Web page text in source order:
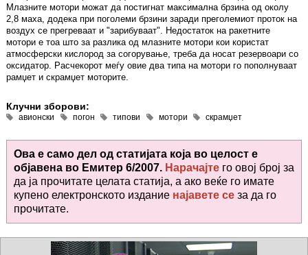
Млазните мотори можат да постигнат максимална брзина од околу
2,8 маха, додека при поголеми брзини заради преголемиот проток на
воздух се прегреваат и "зарибуваат". Недостаток на ракетните
мотори е тоа што за разлика од млазните мотори кои користат
атмосферски кислород за согорување, треба да носат резервоари со
оксидатор. Расчекорот меѓу овие два типа на мотори го пополнуваат
рамџет и скрамџет моторите.
Клучни зборови:
авионски погон типови мотори скрамџет
Ова е само дел од статијата која во целост е
објавена во Емитер 6/2007. Нарачајте го овој број за
да ја прочитате целата статија, а ако веќе го имате
купено електронското издание најавете се за да го
прочитате.